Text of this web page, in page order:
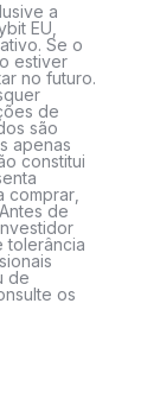
a
EU,
Se o
estiver
no futuro.
de
são
apenas
constitui
comprar,
de
tolerância
de
os